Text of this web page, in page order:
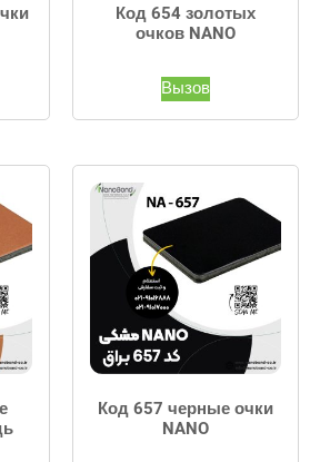
Код 654 золотых
очков NANO
Вызов
Код 657 черные очки
NANO